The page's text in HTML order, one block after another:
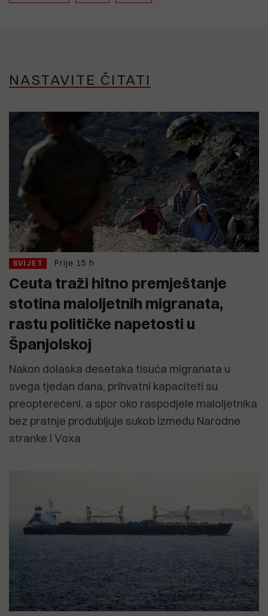
NASTAVITE ČITATI
SVIJET Prije 15 h
Ceuta traži hitno premještanje
stotina maloljetnih migranata,
rastu političke napetosti u
Španjolskoj
Nakon dolaska desetaka tisuća migranata u
svega tjedan dana, prihvatni kapaciteti su
preopterećeni, a spor oko raspodjele maloljetnika
bez pratnje produbljuje sukob između Narodne
stranke i Voxa